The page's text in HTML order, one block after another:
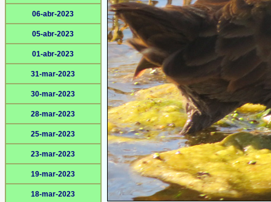
06-abr-2023
05-abr-2023
01-abr-2023
31-mar-2023
30-mar-2023
28-mar-2023
25-mar-2023
23-mar-2023
19-mar-2023
18-mar-2023